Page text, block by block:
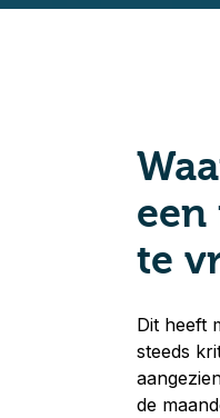
een
te
Dit heeft
steeds
de